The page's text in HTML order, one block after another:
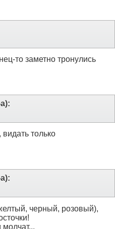
то заметно тронулись
только
черный, розовый),
молчат...